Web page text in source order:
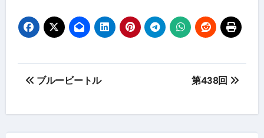
投 ブルービートル 第438回